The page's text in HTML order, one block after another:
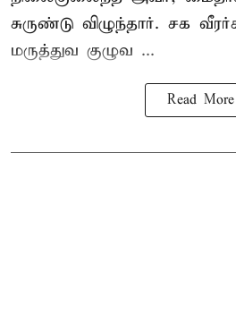
சுருண்டு விழுந்தார். சக
மருத்துவ குழுவ ...
Read More